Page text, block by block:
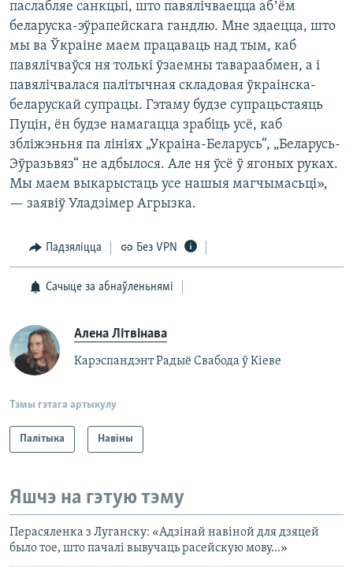
паслабляе санкцыі, што павялічваецца абʼём
беларуска-эўрапейскага гандлю. Мне здаецца, што
мы ва Ўкраіне маем працаваць над тым, каб
павялічваўся ня толькі ўзаемны тавараабмен, а і
павялічвалася палітычная складовая ўкраінска-
беларускай супрацы. Гэтаму будзе супрацьстаяць
Пуцін, ён будзе намагацца зрабіць усё, каб
збліжэньня па лініях „Украіна-Беларусь“, „Беларусь-
Эўразьвяз“ не адбылося. Але ня ўсё ў ягоных руках.
Мы маем выкарыстаць усе нашыя магчымасьці»,
— заявіў Уладзімер Агрызка.
Падзяліцца Без VPN
Сачыце за абнаўленьнямі
Алена Літвінава
Карэспандэнт Радыё Свабода ў Кіеве
Тэмы гэтага артыкулу
Палітыка Навіны
Яшчэ на гэтую тэму
Перасяленка з Луганску: «Адзінай навіной для дзяцей
было тое, што пачалі вывучаць расейскую мову...»